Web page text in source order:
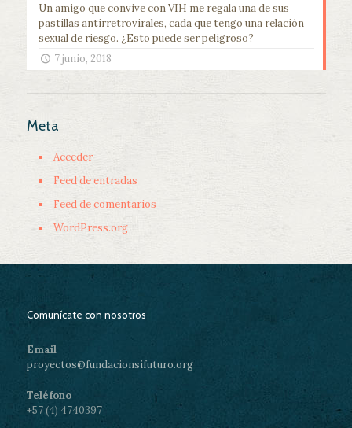
Un amigo que convive con VIH me regala una de sus
pastillas antirretrovirales, cada que tengo una relación
sexual de riesgo. ¿Esto puede ser peligroso?
7 junio, 2018
Meta
Acceder
Feed de entradas
Feed de comentarios
WordPress.org
Comunícate con nosotros
Email
proyectos@fundacionsifuturo.org
Teléfono
+57 (4) 4740397